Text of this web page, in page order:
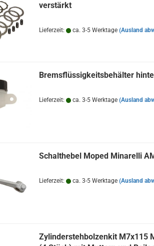
verstärkt
Lieferzeit: ca. 3-5 Werktage (Ausland
Bremsflüssigkeitsbehälter
Lieferzeit: ca. 3-5 Werktage (Ausland
Schalthebel Moped Minarelli
Lieferzeit: ca. 3-5 Werktage (Ausland
Zylinderstehbolzenkit M7x115